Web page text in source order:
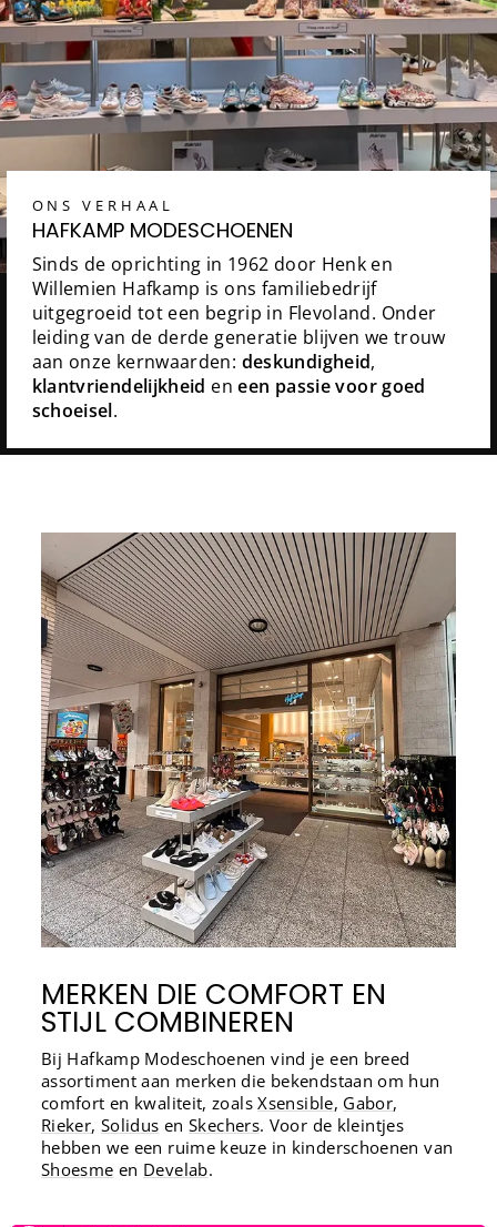
ONS VERHAAL
HAFKAMP MODESCHOENEN
Sinds de oprichting in 1962 door Henk en
Willemien Hafkamp is ons familiebedrijf
uitgegroeid tot een begrip in Flevoland. Onder
leiding van de derde generatie blijven we trouw
aan onze kernwaarden: deskundigheid,
klantvriendelijkheid eneen passie voor goed
schoeisel.
MERKEN DIE COMFORT EN
STIJL COMBINEREN
Bij Hafkamp Modeschoenen vind je een breed
assortiment aan merken die bekendstaan om hun
comfort en kwaliteit, zoalsXsensible, Gabor,
Rieker, Solidus enSkechers. Voor de kleintjes
hebben we een ruime keuze in kinderschoenen van
Shoesme en Develab.